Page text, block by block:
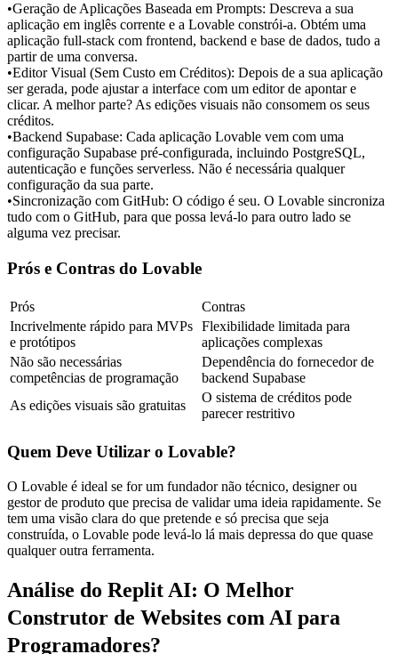
•Geração de Aplicações Baseada em Prompts: Descreva a sua
aplicação em inglês corrente e a Lovable constrói-a. Obtém uma
aplicação full-stack com frontend, backend e base de dados, tudo a
partir de uma conversa.
•Editor Visual (Sem Custo em Créditos): Depois de a sua aplicação
ser gerada, pode ajustar a interface com um editor de apontar e
clicar. A melhor parte? As edições visuais não consomem os seus
créditos.
•Backend Supabase: Cada aplicação Lovable vem com uma
configuração Supabase pré-configurada, incluindo PostgreSQL,
autenticação e funções serverless. Não é necessária qualquer
configuração da sua parte.
•Sincronização com GitHub: O código é seu. O Lovable sincroniza
tudo com o GitHub, para que possa levá-lo para outro lado se
alguma vez precisar.
Prós e Contras do Lovable
Prós
Contras
Incrivelmente rápido para MVPs
e protótipos
Flexibilidade limitada para
aplicações complexas
Não são necessárias
competências de programação
Dependência do fornecedor de
backend Supabase
As edições visuais são gratuitas
O sistema de créditos pode
parecer restritivo
Quem Deve Utilizar o Lovable?
O Lovable é ideal se for um fundador não técnico, designer ou
gestor de produto que precisa de validar uma ideia rapidamente. Se
tem uma visão clara do que pretende e só precisa que seja
construída, o Lovable pode levá-lo lá mais depressa do que quase
qualquer outra ferramenta.
Análise do Replit AI: O Melhor
Construtor de Websites com AI para
Programadores?